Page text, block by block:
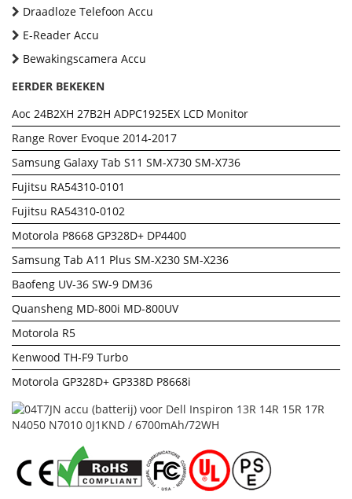
Draadloze Telefoon Accu
E-Reader Accu
Bewakingscamera Accu
EERDER BEKEKEN
Aoc 24B2XH 27B2H ADPC1925EX LCD Monitor
Range Rover Evoque 2014-2017
Samsung Galaxy Tab S11 SM-X730 SM-X736
Fujitsu RA54310-0101
Fujitsu RA54310-0102
Motorola P8668 GP328D+ DP4400
Samsung Tab A11 Plus SM-X230 SM-X236
Baofeng UV-36 SW-9 DM36
Quansheng MD-800i MD-800UV
Motorola R5
Kenwood TH-F9 Turbo
Motorola GP328D+ GP338D P8668i